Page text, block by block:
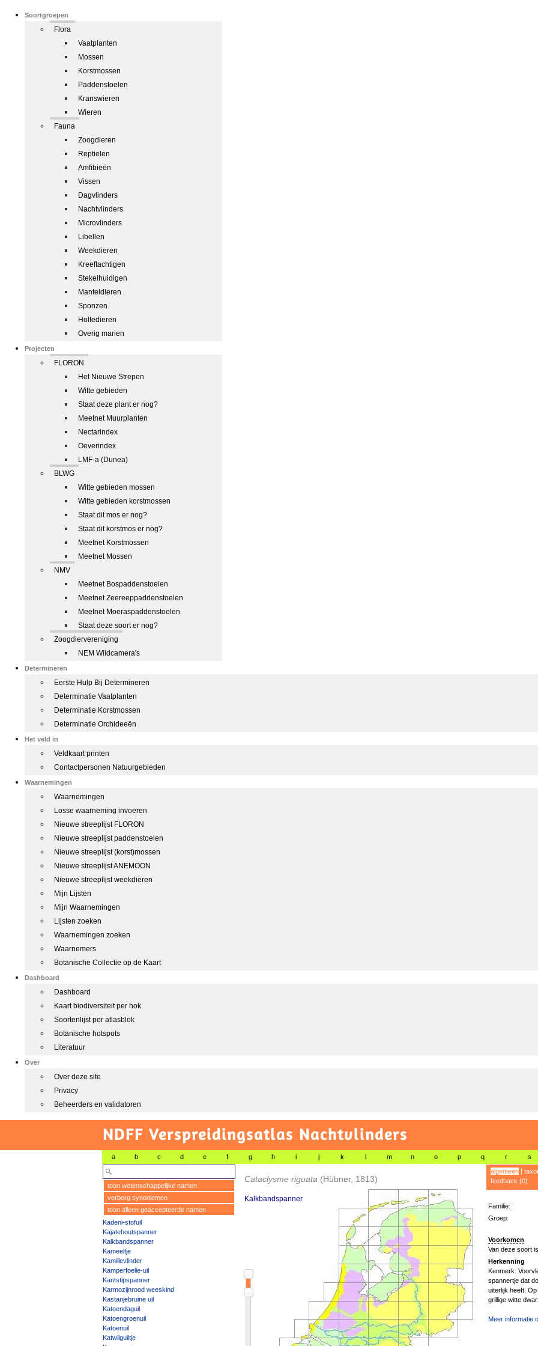
Soortgroepen
Flora
Vaatplanten
Mossen
Korstmossen
Paddenstoelen
Kranswieren
Wieren
Fauna
Zoogdieren
Reptielen
Amfibieën
Vissen
Dagvlinders
Nachtvlinders
Microvlinders
Libellen
Weekdieren
Kreeftachtigen
Stekelhuidigen
Manteldieren
Sponzen
Holtedieren
Overig marien
Projecten
FLORON
Het Nieuwe Strepen
Witte gebieden
Staat deze plant er nog?
Meetnet Muurplanten
Nectarindex
Oeverindex
LMF-a (Dunea)
BLWG
Witte gebieden mossen
Witte gebieden korstmossen
Staat dit mos er nog?
Staat dit korstmos er nog?
Meetnet Korstmossen
Meetnet Mossen
NMV
Meetnet Bospaddenstoelen
Meetnet Zeereeppaddenstoelen
Meetnet Moeraspaddenstoelen
Staat deze soort er nog?
Zoogdiervereniging
NEM Wildcamera's
Determineren
Eerste Hulp Bij Determineren
Determinatie Vaatplanten
Determinatie Korstmossen
Determinatie Orchideeën
Het veld in
Veldkaart printen
Contactpersonen Natuurgebieden
Waarnemingen
Waarnemingen
Losse waarneming invoeren
Nieuwe streeplijst FLORON
Nieuwe streeplijst paddenstoelen
Nieuwe streeplijst (korst)mossen
Nieuwe streeplijst ANEMOON
Nieuwe streeplijst weekdieren
Mijn Lijsten
Mijn Waarnemingen
Lijsten zoeken
Waarnemingen zoeken
Waarnemers
Botanische Collectie op de Kaart
Dashboard
Dashboard
Kaart biodiversiteit per hok
Soortenlijst per atlasblok
Botanische hotspots
Literatuur
Over
Over deze site
Privacy
Beheerders en validatoren
NDFF Verspreidingsatlas Nachtvlinders
a b c d e f g h i j k l m n o p q r s
toon wetenschappelijke namen
verberg synoniemen
toon alleen geaccepteerde namen
Kadeni-stofuil
Kajatehoutspanner
Kalkbandspanner
Kameeltje
Kamillevlinder
Kamperfoelie-uil
Kantstipspanner
Karmozijnrood weeskind
Kastanjebruine uil
Katoendaguil
Katoengroenuil
Katoenuil
Katwilguiltje
Cataclysme riguata (Hübner, 1813)
Kalkbandspanner
algemeen|
feedback (0)
Familie:
Groep:
Voorkomen
Van deze soort
Herkenning
Kenmerk:
spannertje dat
uiterlijk heeft.
grillige witte
Meer informatie